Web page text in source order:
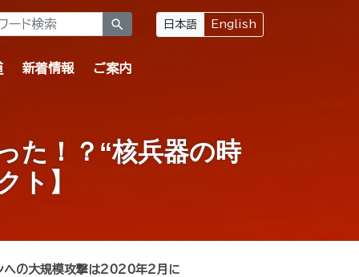
search 日本語 English
新着情報 ご案内
た！？“核兵器の時
ト】
への大規模攻撃は2020年2月に